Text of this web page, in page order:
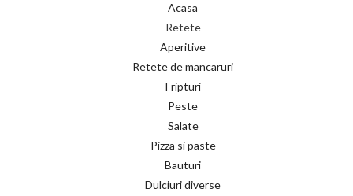
Acasa
Retete
Aperitive
Retete de mancaruri
Fripturi
Peste
Salate
Pizza si paste
Bauturi
Dulciuri diverse